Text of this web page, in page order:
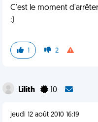
C'est le moment
:)
1 2
Lilith 10
jeudi 12 août 2010 16:19